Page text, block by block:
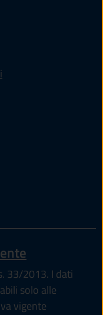
33/2013. I dati
solo alle
vigente